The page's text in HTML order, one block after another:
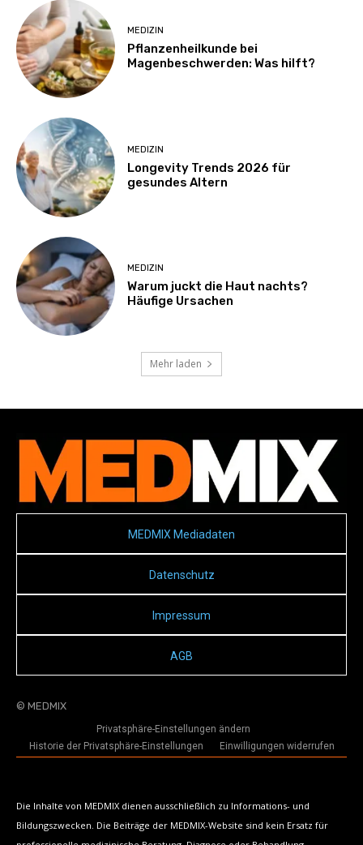
MEDIZIN
Pflanzenheilkunde bei
Magenbeschwerden: Was hilft?
MEDIZIN
Longevity Trends 2026 für
gesundes Altern
MEDIZIN
Warum juckt die Haut nachts?
Häufige Ursachen
Mehr laden
MEDMIX Mediadaten
Datenschutz
Impressum
AGB
© MEDMIX
Privatsphäre-Einstellungen ändern
Historie der Privatsphäre-Einstellungen
Einwilligungen widerrufen
Die Inhalte von MEDMIX dienen ausschließlich zu Informations- und
Bildungszwecken. Die Beiträge der MEDMIX-Website sind kein Ersatz für